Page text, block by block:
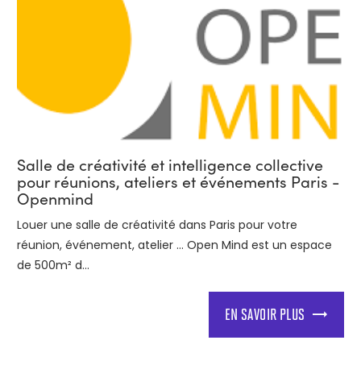
Salle de créativité et intelligence collective
pour réunions, ateliers et événements Paris -
Openmind
Louer une salle de créativité dans Paris pour votre
réunion, événement, atelier ... Open Mind est un espace
de 500m² d...
EN SAVOIR PLUS